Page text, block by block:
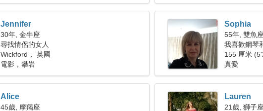
Jennifer
30年, 金牛座
尋找情侶的女人
Wickford， 英國
電影，攀岩
Sophia
55年, 雙魚座
我喜歡鋼琴
155 厘米
真愛
Alice
45歲, 摩羯座
Lauren
21歲, 獅子座